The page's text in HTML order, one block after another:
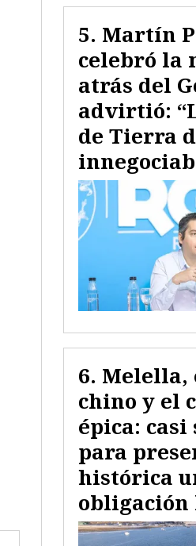
Martín
celebró la
atrás del
advirtió:
de Tierra
Melella,
chino y el
épica: casi
para
histórica
obligación